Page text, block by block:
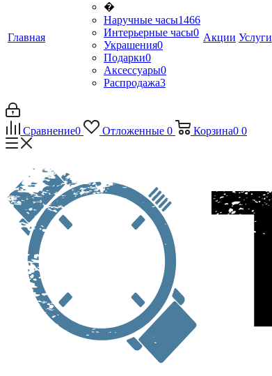
Главная
�
Наручные часы1466
Интерьерные часы0
Украшения0
Подарки0
Аксессуары0
Распродажа3
Акции Услуги
Сравнение0 Отложенные 0 Корзина0 0